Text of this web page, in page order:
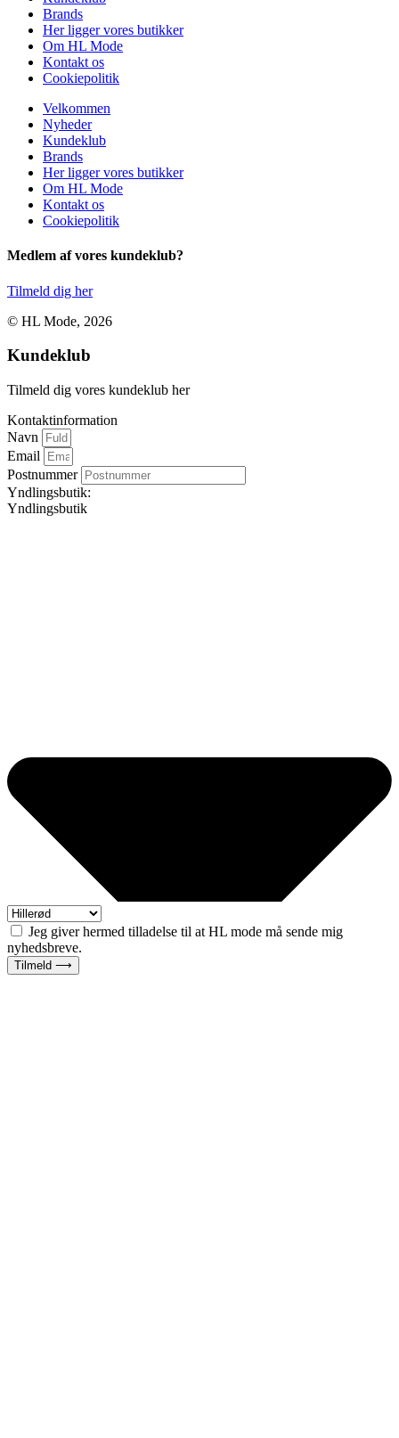
Brands
Her ligger vores butikker
Om HL Mode
Kontakt os
Cookiepolitik
Velkommen
Nyheder
Kundeklub
Brands
Her ligger vores butikker
Om HL Mode
Kontakt os
Cookiepolitik
Medlem af vores kundeklub?
Tilmeld dig her
© HL Mode, 2026
Kundeklub
Tilmeld dig vores kundeklub her
Kontaktinformation
Navn
Email
Postnummer
Yndlingsbutik:
Yndlingsbutik
Jeg giver hermed tilladelse til at HL mode må sende mig
nyhedsbreve.
Tilmeld ⟶